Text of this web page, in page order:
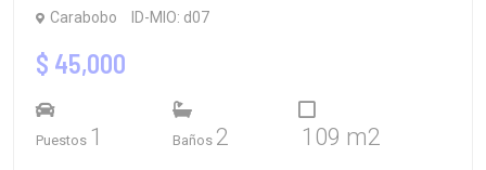
Carabobo ID-MIO: d07
$ 45,000
Puestos 1 Baños 2 109 m2